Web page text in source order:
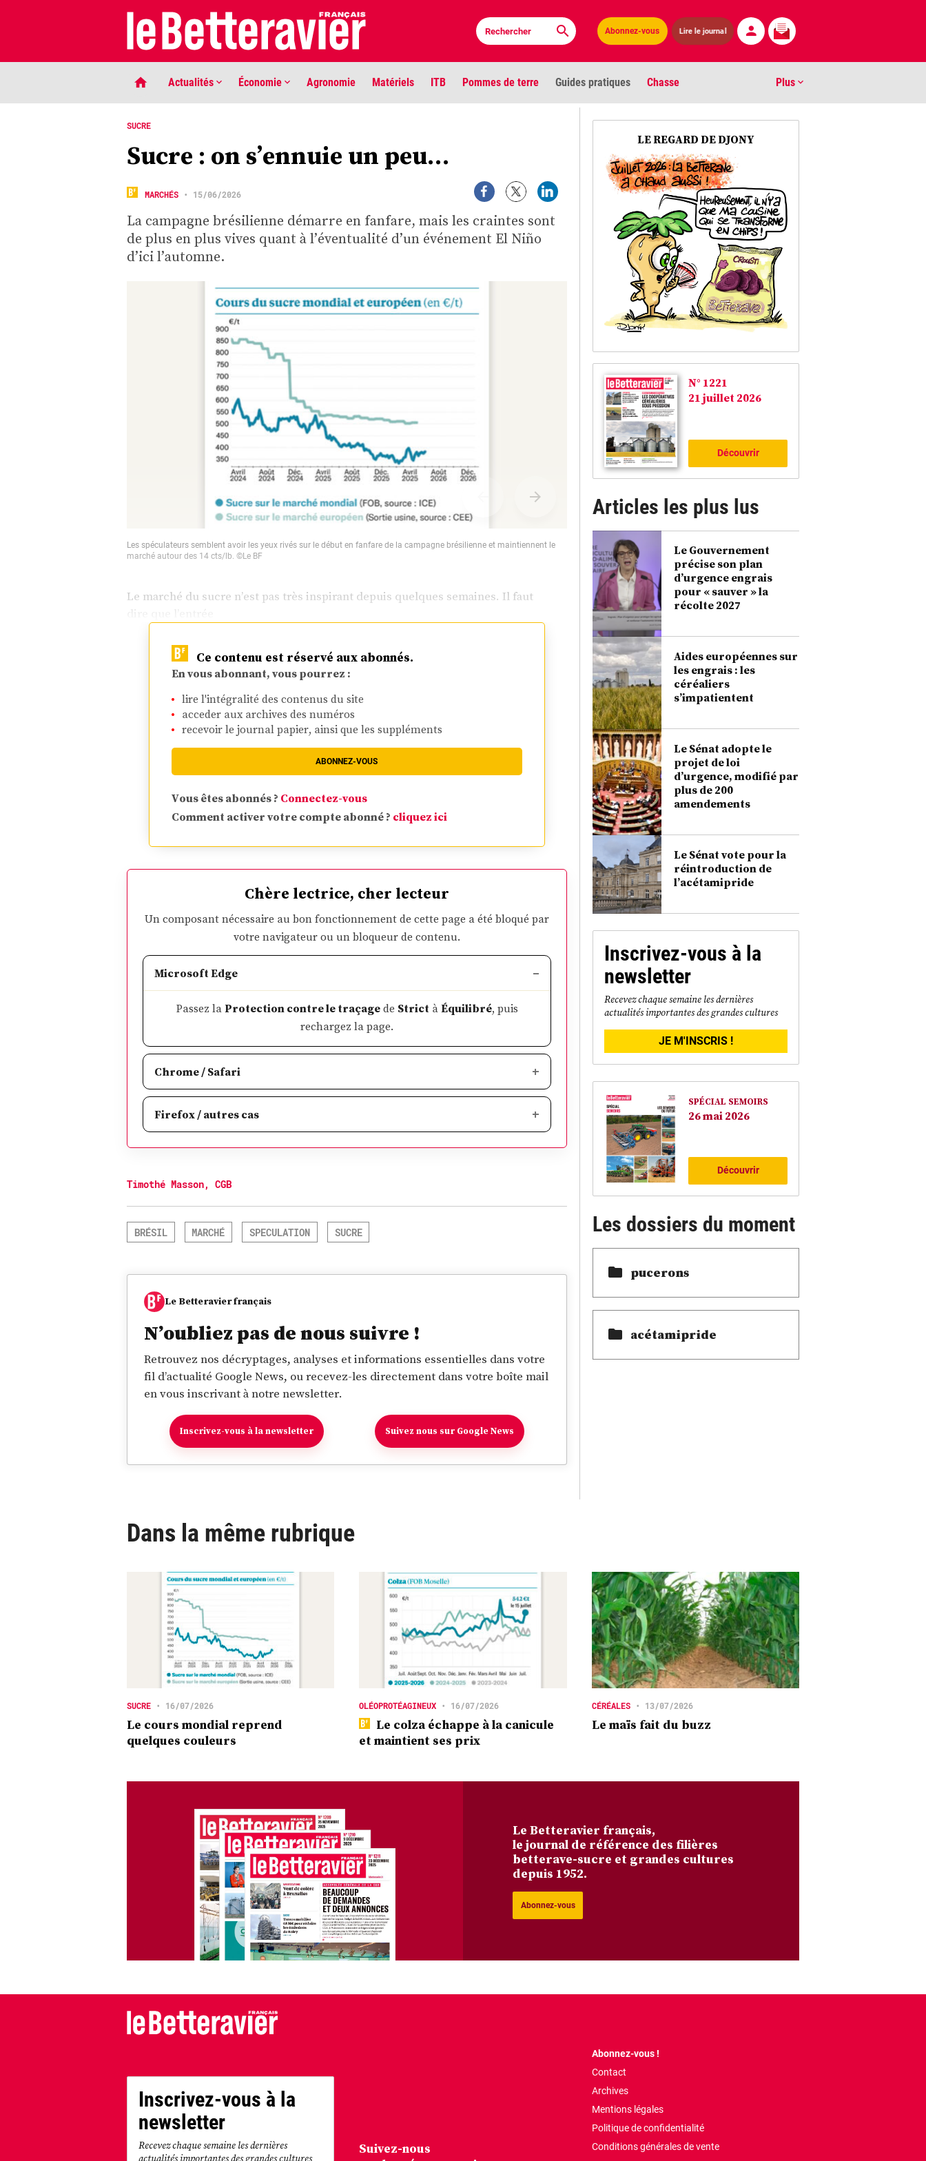
Abonnez-vous Lire le journal
Actualités Économie Agronomie Matériels ITB Pommes de terre Guides pratiques Chasse Plus
LIGNE DE MIRE
Phaco quand tu nous tiens …
LIGNE DE MIRE
PLUS
Anciens numéros
Biocarburants
Environnement
Vidéos
Contact
SUCRE
Sucre : on s’ennuie un peu…
MARCHÉS • 15/06/2026
La campagne brésilienne démarre en fanfare, mais les craintes sont
de plus en plus vives quant à l’éventualité d’un événement El Niño
d’ici l’automne.
Les spéculateurs semblent avoir les yeux rivés sur le début en fanfare de la campagne brésilienne et maintiennent le
marché autour des 14 cts/lb. ©Le BF
La baisse, relative mais réelle, des prix du pétrole conduit l’éthanol autour des 75-80 €/hl. ©Le BF
Le marché du sucre n’est pas très inspirant depuis quelques semaines. Il faut
Ce contenu est réservé aux abonnés.
En vous abonnant, vous pourrez :
lire l'intégralité des contenus du site
acceder aux archives des numéros
recevoir le journal papier, ainsi que les suppléments
ABONNEZ-VOUS
Vous êtes abonnés ? Connectez-vous
Comment activer votre compte abonné ? cliquez ici
Chère lectrice, cher lecteur
Un composant nécessaire au bon fonctionnement de cette page a été bloqué par
votre navigateur ou un bloqueur de contenu.
Microsoft Edge
Passez laProtection contre le traçagede StrictàÉquilibré, puis
rechargez la page.
Chrome / Safari
Firefox / autres cas
Timothé Masson, CGB
BRÉSIL MARCHÉ SPECULATION SUCRE
Le Betteravier français
N’oubliez pas de nous suivre !
Retrouvez nos décryptages, analyses et informations essentielles dans votre
fil d’actualité Google News, ou recevez-les directement dans votre boîte mail
en vous inscrivant à notre newsletter.
Inscrivez-vous à la newsletter Suivez nous sur Google News
LE REGARD DE DJONY
N° 1221
21 juillet 2026
Découvrir
Articles les plus lus
Le Gouvernement
précise son plan
d’urgence engrais
pour « sauver » la
récolte 2027
Aides européennes sur
les engrais : les
céréaliers
s’impatientent
Le Sénat adopte le
projet de loi
d’urgence, modifié par
plus de 200
amendements
Le Sénat vote pour la
réintroduction de
l’acétamipride
Inscrivez-vous à la
newsletter
Recevez chaque semaine les dernières
actualités importantes des grandes cultures
JE M'INSCRIS !
SPÉCIAL SEMOIRS
26 mai 2026
Découvrir
Les dossiers du moment
pucerons
acétamipride
Dans la même rubrique
SUCRE • 16/07/2026
Le cours mondial reprend
quelques couleurs
OLÉOPROTÉAGINEUX • 16/07/2026
Le colza échappe à la canicule
et maintient ses prix
CÉRÉALES • 13/07/2026
Le maïs fait du buzz
Le Betteravier français,
le journal de référence des filières
betterave-sucre et grandes cultures
depuis 1952.
Abonnez-vous
Inscrivez-vous à la
newsletter
Recevez chaque semaine les dernières
actualités importantes des grandes cultures
Suivez-nous
Abonnez-vous !
Contact
Archives
Mentions légales
Politique de confidentialité
Conditions générales de vente